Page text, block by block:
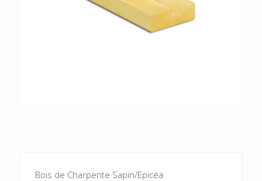
Bois de Charpente Sapin/Epicéa